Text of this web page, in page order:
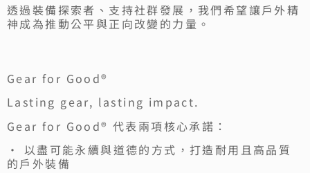
透過裝備探索者、支持社群發展，我們希望讓戶外精
神成為推動公平與正向改變的力量。
Gear for Good®
Lasting gear, lasting impact.
Gear for Good® 代表兩項核心承諾：
• 以盡可能永續與道德的方式，打造耐用且高品質
的戶外裝備